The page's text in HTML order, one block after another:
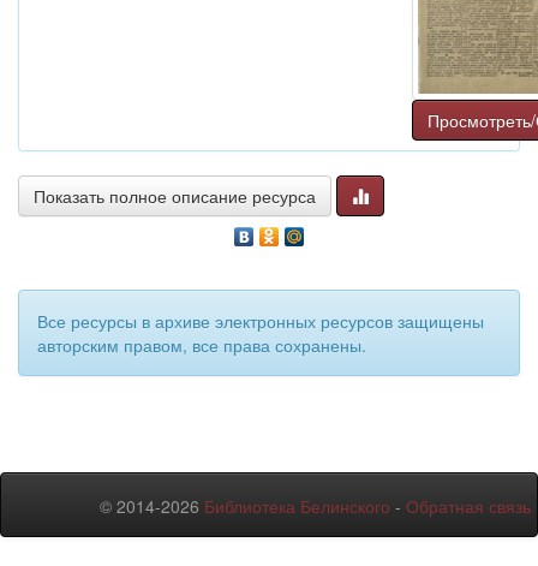
Показать полное описание ресурса
Все ресурсы в архиве электронных ресурсов защищены
авторским правом, все права сохранены.
© 2014-2026 Библиотека Белинского - Обратная связь